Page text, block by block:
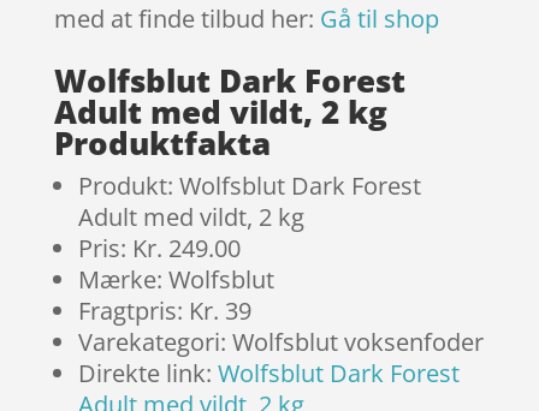
med at finde tilbud her: Gå til shop
Wolfsblut Dark Forest
Adult med vildt, 2 kg
Produktfakta
Produkt: Wolfsblut Dark Forest
Adult med vildt, 2 kg
Pris: Kr. 249.00
Mærke: Wolfsblut
Fragtpris: Kr. 39
Varekategori: Wolfsblut voksenfoder
Direkte link: Wolfsblut Dark Forest
Adult med vildt, 2 kg